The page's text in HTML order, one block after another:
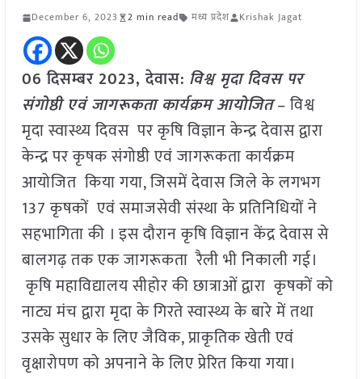
December 6, 2023 2 min read मध्य प्रदेश Krishak Jagat
06दिसम्बर2023,देवास: विश्व मृदा दिवस पर
संगोष्ठी एवं जागरूकता कार्यक्रम आयोजित– विश्व
मृदा स्वास्थ्य दिवस पर कृषि विज्ञान केन्द्र देवास द्वारा
केन्द्र पर कृषक संगोष्ठी एवं जागरूकता कार्यक्रम
आयोजित किया गया, जिसमें देवास जिले के लगभग
137 कृषकों एवं समाजसेवी संस्था के प्रतिनिधियों ने
सहभागिता की । इस दौरान कृषि विज्ञान केंद्र देवास से
बालगढ़ तक एक जागरूकता रैली भी निकाली गई।
कृषि महाविद्यालय सीहोर की छात्राओं द्वारा कृषकों को
नाट्य मंच द्वारा मृदा के गिरते स्वास्थ्य के बारे में तथा
उसके सुधार के लिए जैविक, प्राकृतिक खेती एवं
वृक्षारोपण को अपनाने के लिए प्रेरित किया गया।